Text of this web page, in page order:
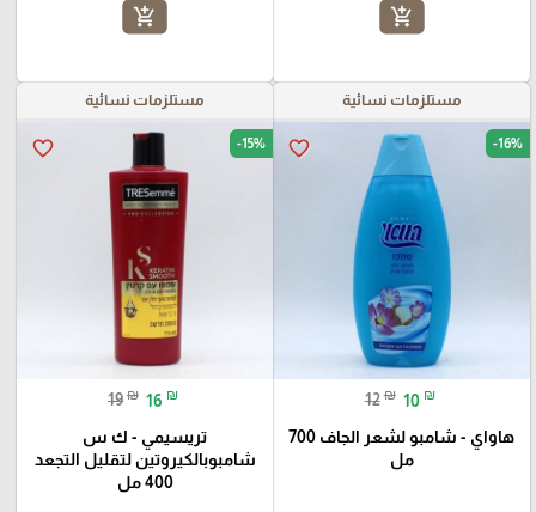
add_shopping_cart
add_shopping_cart
مستلزمات نسائية
favorite_border -16%
12 ₪ 10 ₪
هاواي - شامبو لشعر الجاف 700
مل
مستلزمات نسائية
favorite_border -15%
19 ₪ 16 ₪
تريسيمي - ك س
شامبوبالكيروتين لتقليل التجعد
400 مل